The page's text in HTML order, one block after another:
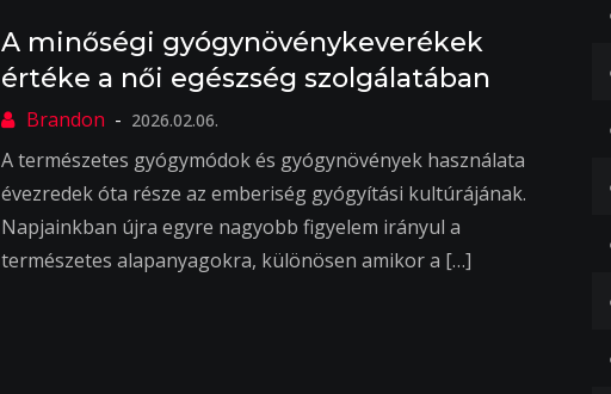
A minőségi gyógynövénykeverékek
értéke a női egészség szolgálatában
2026.02.06.
A természetes gyógymódok és gyógynövények használata
évezredek óta része az emberiség gyógyítási kultúrájának.
Napjainkban újra egyre nagyobb figyelem irányul a
természetes alapanyagokra, különösen amikor a […]